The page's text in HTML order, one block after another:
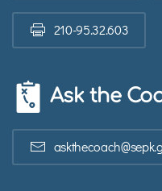
210-95.32.603
Ask the